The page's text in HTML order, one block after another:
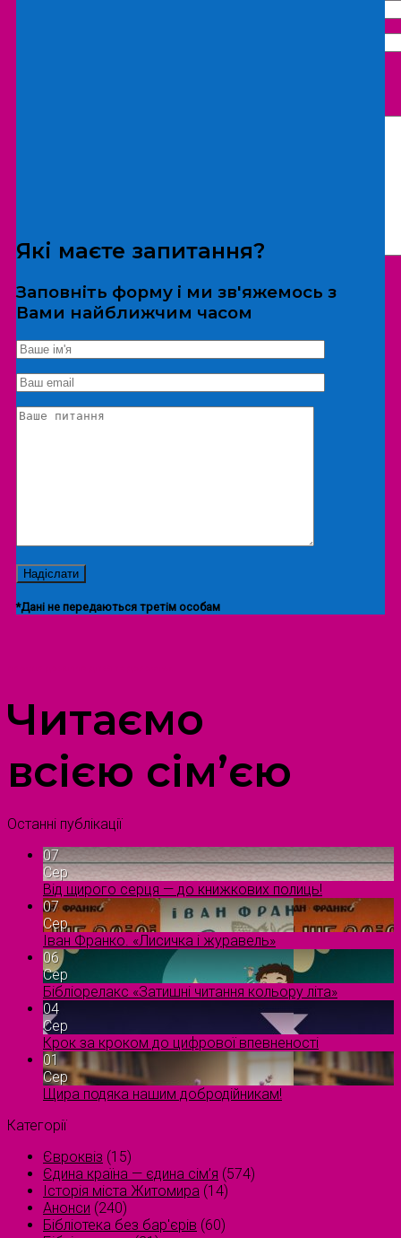
*Дані не передаються третім особам
Екскурсія/локація
Які маєте запитання?
Заповніть форму і ми зв'яжемось з
Вами найближчим часом
*Дані не передаються третім особам
Читаємо
всією сім’єю
Останні публікації
07
Сер
Від щирого серця — до книжкових полиць!
07
Сер
Іван Франко. «Лисичка і журавель»
06
Сер
Бібліорелакс «Затишні читання кольору літа»
04
Сер
Крок за кроком до цифрової впевненості
01
Сер
Щира подяка нашим добродійникам!
Категорії
Євроквіз (15)
Єдина країна — єдина сім’я (574)
Історія міста Житомира (14)
Анонси (240)
Бібліотека без бар'єрів (60)